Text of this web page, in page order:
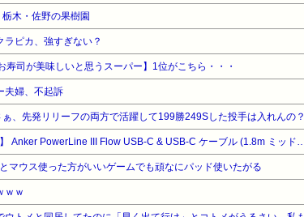
木・佐野の果樹園
ラピカ、強すぎない？
司が美味しいと思うスーパー】1位がこちら・・・
夫婦、不起訴
先発リリーフの両方で活躍して199勝249Sした投手は入れんの？
マウス使った方がいいゲームでも頑なにパッド使いたがる
ｗｗ